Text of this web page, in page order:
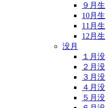
９月生
10月生
11月生
12月生
没月
１月没
２月没
３月没
４月没
５月没